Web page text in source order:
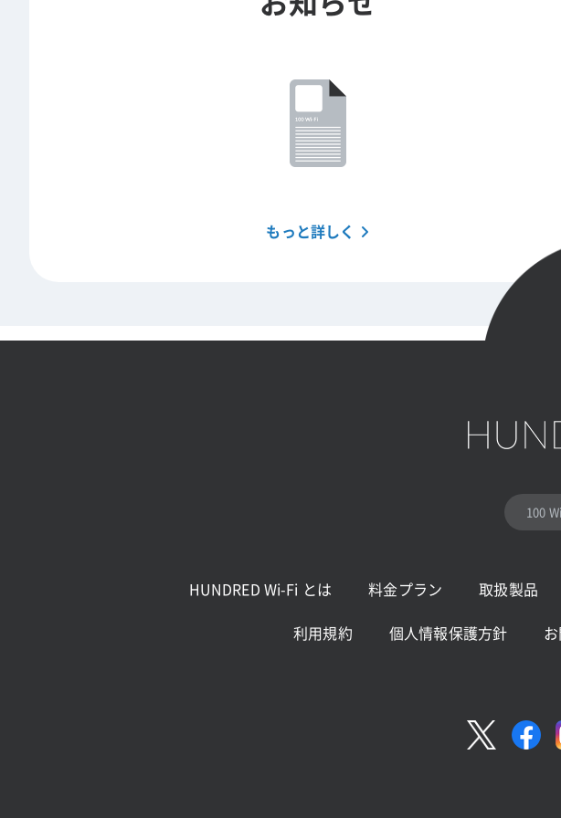
もっと詳しく
100
HUNDRED Wi-Fi とは 料金プラン 取扱製品
利用規約
個人情報保護方針